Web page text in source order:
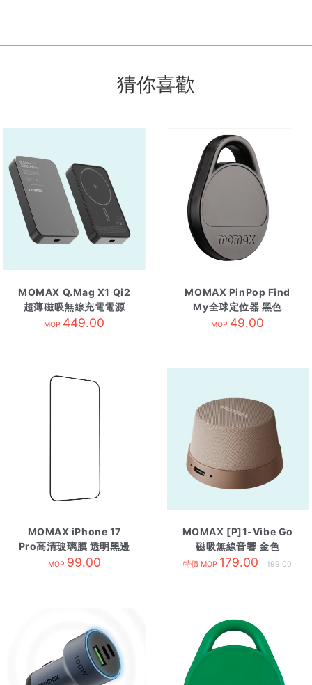
猜你喜歡
MOMAX Q.Mag X1 Qi2
超薄磁吸無線充電電源
10000mAh 黑
MOP 449.00
MOMAX PinPop Find
My全球定位器 黑色
MOP 49.00
MOMAX iPhone 17
Pro高清玻璃膜 透明黑邊
MOP 99.00
MOMAX [P]1-Vibe Go
磁吸無線音響 金色
特價 MOP 179.00 199.00